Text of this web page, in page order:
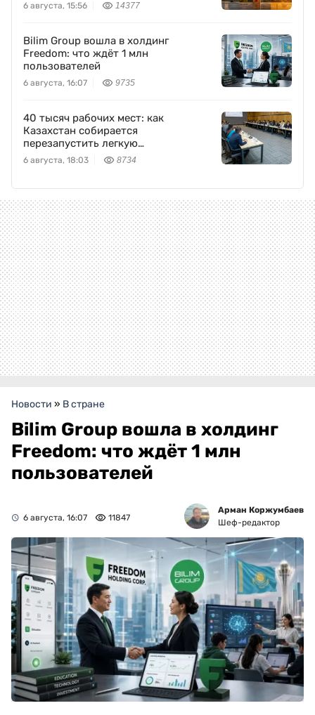
6 августа, 15:56 14377
Bilim Group вошла в холдинг
Freedom: что ждёт 1 млн
пользователей
6 августа, 16:07 9735
40 тысяч рабочих мест: как
Казахстан собирается
перезапустить легкую
промышленность
6 августа, 18:03 8734
Новости » В стране
Bilim Group вошла в холдинг
Freedom: что ждёт 1 млн
пользователей
6 августа, 16:07 11847
Арман Коржумбаев
Шеф-редактор